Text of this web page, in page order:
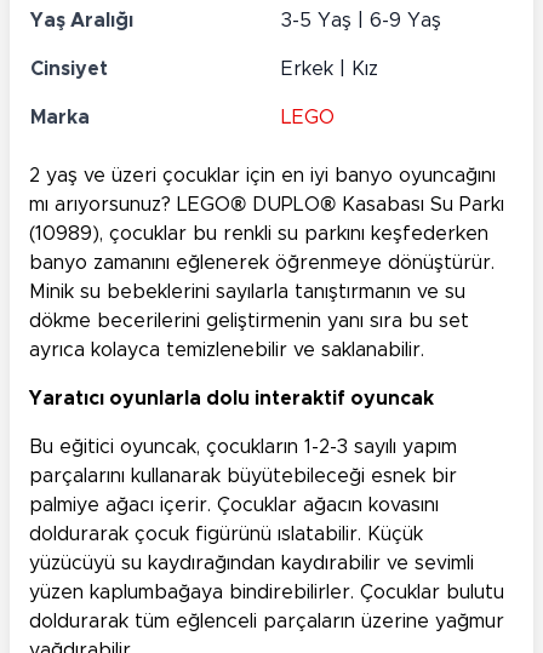
Yaş Aralığı 3-5 Yaş | 6-9 Yaş
Cinsiyet Erkek | Kız
Marka LEGO
2 yaş ve üzeri çocuklar için en iyi banyo oyuncağını
mı arıyorsunuz? LEGO® DUPLO® Kasabası Su Parkı
(10989), çocuklar bu renkli su parkını keşfederken
banyo zamanını eğlenerek öğrenmeye dönüştürür.
Minik su bebeklerini sayılarla tanıştırmanın ve su
dökme becerilerini geliştirmenin yanı sıra bu set
ayrıca kolayca temizlenebilir ve saklanabilir.
Yaratıcı oyunlarla dolu interaktif oyuncak
Bu eğitici oyuncak, çocukların 1-2-3 sayılı yapım
parçalarını kullanarak büyütebileceği esnek bir
palmiye ağacı içerir. Çocuklar ağacın kovasını
doldurarak çocuk figürünü ıslatabilir. Küçük
yüzücüyü su kaydırağından kaydırabilir ve sevimli
yüzen kaplumbağaya bindirebilirler. Çocuklar bulutu
doldurarak tüm eğlenceli parçaların üzerine yağmur